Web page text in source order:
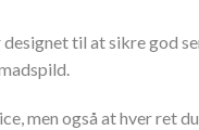
til at sikre god
men også at hver ret